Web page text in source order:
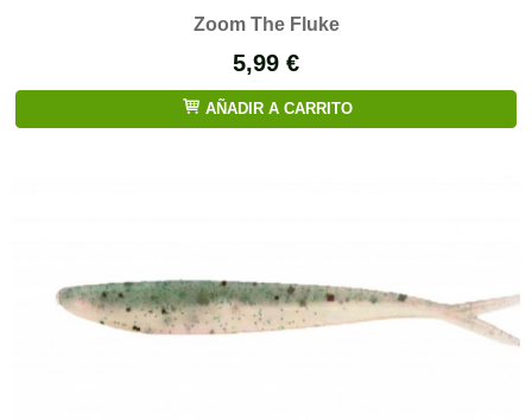
Zoom The Fluke
5,99 €
AÑADIR A CARRITO